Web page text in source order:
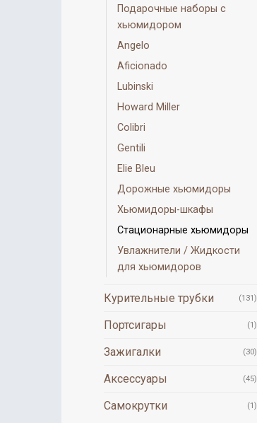
Подарочные наборы с
хьюмидором
Angelo
Aficionado
Lubinski
Howard Miller
Colibri
Gentili
Elie Bleu
Дорожные хьюмидоры
Хьюмидоры-шкафы
Стационарные хьюмидоры
Увлажнители / Жидкости
для хьюмидоров
Курительные трубки (131)
Портсигары (1)
Зажигалки (30)
Аксессуары (45)
Самокрутки (1)